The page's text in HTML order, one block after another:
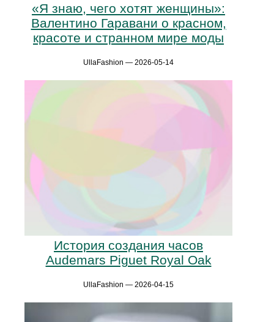
«Я знаю, чего хотят женщины»:
Валентино Гаравани о красном,
красоте и странном мире моды
UllaFashion — 2026-05-14
История создания часов
Audemars Piguet Royal Oak
UllaFashion — 2026-04-15